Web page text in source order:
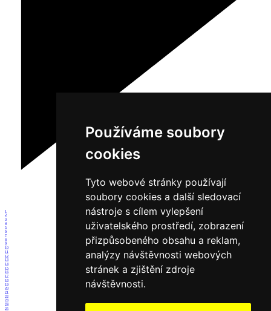
Používáme soubory
cookies
Tyto webové stránky používají
soubory cookies a další sledovací
nástroje s cílem vylepšení
uživatelského prostředí, zobrazení
přizpůsobeného obsahu a reklam,
analýzy návštěvnosti webových
stránek a zjištění zdroje
návštěvnosti.
1
2
3
4
5
6
7
8
9
10
11
12
13
14
15
16
17
18
19
20
21
22
23
24
25